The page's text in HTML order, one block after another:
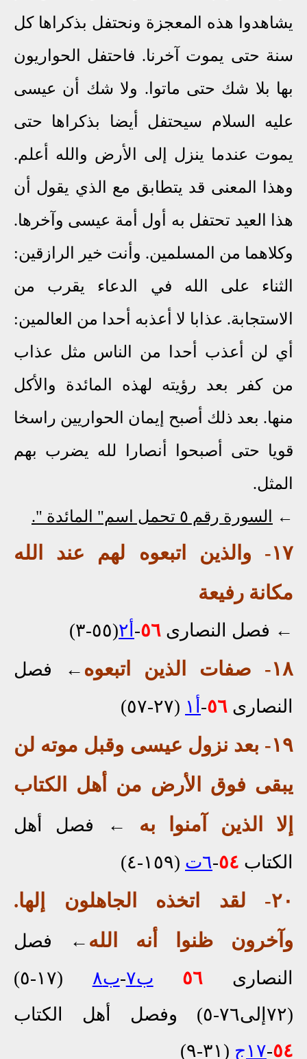
يشاهدوا هذه المعجزة ونحتفل بذكراها كل
سنة حتى يموت آخرنا. فاحتفل الحواريون
بها بلا شك حتى ماتوا. ولا شك أن عيسى
عليه السلام سيحتفل أيضا بذكراها حتى
يموت عندما ينزل إلى الأرض والله أعلم.
وهذا المعنى قد يتطابق مع الذي يقول أن
هذا العيد تحتفل به أول أمة عيسى وآخرها.
وكلاهما من المسلمين. وأنت خير الرازقين:
الثناء على الله في الدعاء يقرب من
الاستجابة. عذابا لا أعذبه أحدا من العالمين:
أي لن أعذب أحدا من الناس مثل عذاب
من كفر بعد رؤيته لهذه المائدة والأكل
منها. بعد ذلك أصبح إيمان الحواريين راسخا
قويا حتى أصبحوا أنصارا لله يضرب بهم
المثل.
←
السورة رقم ٥ تحمل اسم" المائدة ".
١٧- والذين اتبعوه لهم عند الله
مكانة رفيعة
← فصل النصارى ٥٦- (٥٥-٣)
١٨- صفات الذين اتبعوه ←
فصل
النصارى ٥٦- (٢٧-٥٧)
١٩- بعد نزول عيسى وقبل موته لن
يبقى فوق الأرض من أهل الكتاب
إلا
الذين آمنوا به ←
فصل أهل
الكتاب ٥٤-٦ت (١٥٩-٤)
٢٠- لقد اتخذه الجاهلون إلها.
وآخرون ظنوا أنه الله ←
فصل
النصارى ٥٦ ب٧ -ب٨
(١٧-٥)
(٧٢إلى٧٦-٥) وفصل أهل الكتاب
٥٤-١٧ج (٣١-٩)